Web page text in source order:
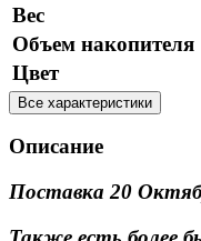
Вес
Объем накопителя
Цвет
Все характеристики
Описание
Поставка 20